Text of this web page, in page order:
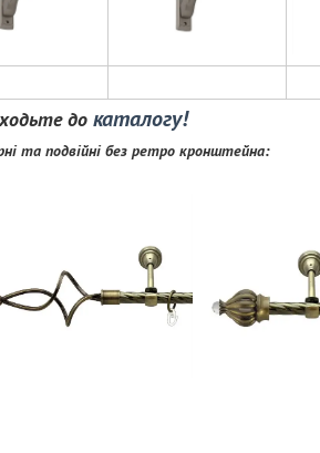
до каталогу!
та подвійні без ретро кронштейна: